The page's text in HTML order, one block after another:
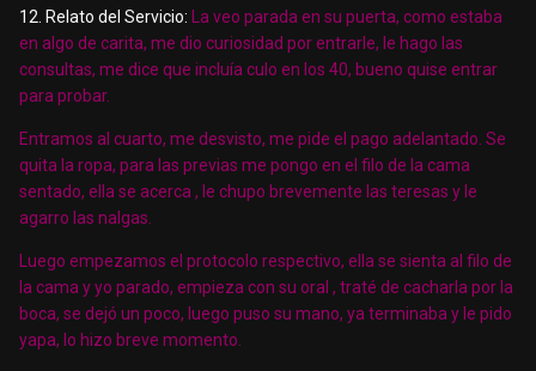
12. Relato del Servicio: La veo parada en su puerta, como estaba
en algo de carita, me dio curiosidad por entrarle, le hago las
consultas, me dice que incluía culo en los 40, bueno quise entrar
para probar.
Entramos al cuarto, me desvisto, me pide el pago adelantado. Se
quita la ropa, para las previas me pongo en el filo de la cama
sentado, ella se acerca , le chupo brevemente las teresas y le
agarro las nalgas.
Luego empezamos el protocolo respectivo, ella se sienta al filo de
la cama y yo parado, empieza con su oral , traté de cacharla por la
boca, se dejó un poco, luego puso su mano, ya terminaba y le pido
yapa, lo hizo breve momento.